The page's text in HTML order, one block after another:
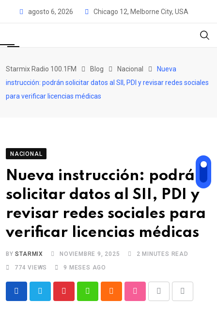
agosto 6, 2026 Chicago 12, Melborne City, USA
Starmix Radio 100.1FM Blog Nacional
Nueva
instrucción: podrán solicitar datos al SII, PDI y revisar redes sociales
para verificar licencias médicas
NACIONAL
Nueva instrucción: podrán
solicitar datos al SII, PDI y
revisar redes sociales para
verificar licencias médicas
BYSTARMIX NOVIEMBRE 9, 2025
2 MINUTES READ
774 VIEWS 9 MESES AGO